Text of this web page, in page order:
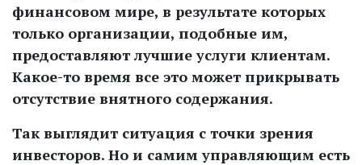
финансовом мире, в результате которых
только организации, подобные им,
предоставляют лучшие услуги клиентам.
Какое-то время все это может прикрывать
отсутствие внятного содержания.
Так выглядит ситуация с точки зрения
инвесторов. Но и самим управляющим есть